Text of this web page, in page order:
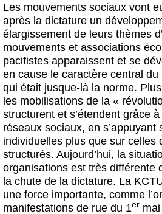
Les mouvements sociaux vont
après la dictature un
élargissement de leurs thèmes
mouvements et associations
pacifistes apparaissent et se
en cause le caractère central
qui était jusque-là la norme.
les mobilisations de la «
structurent et s’étendent grâce
réseaux sociaux, en s’appuyant
individuelles plus que sur celles
structurés. Aujourd’hui, la
organisations est très différente
la chute de la dictature. La
une force importante, comme
manifestations de rue du 1er